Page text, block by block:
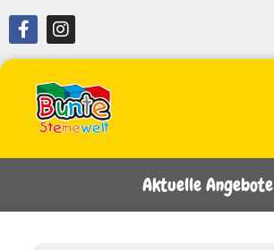
Aktuelle Angebote